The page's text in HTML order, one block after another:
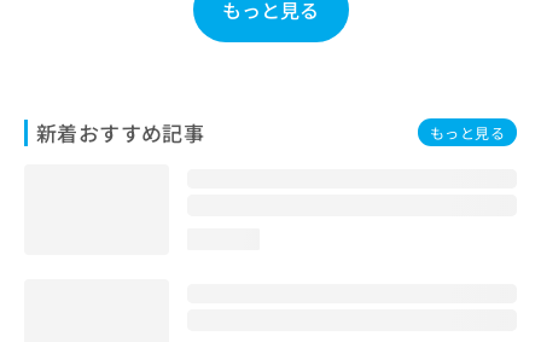
もっと見る
新着おすすめ記事 もっと見る
せ